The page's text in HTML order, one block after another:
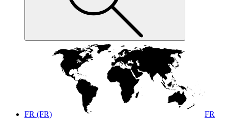
FR (FR) FR